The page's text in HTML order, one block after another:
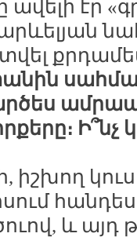
էր
տվել
Ի՞նչ
իշխող
հանդես
և այդ